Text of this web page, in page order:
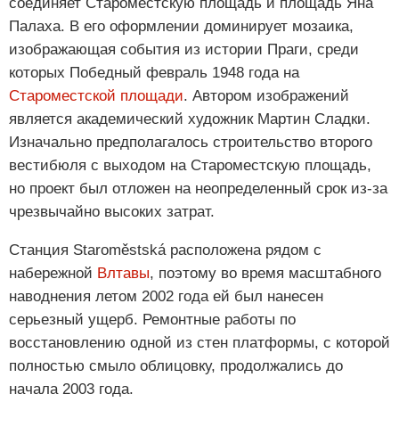
Палаха. В его оформлении доминирует мозаика,
изображающая события из истории Праги, среди
которых Победный февраль 1948 года на
Староместской площади. Автором изображений
является академический художник Мартин Сладки.
Изначально предполагалось строительство второго
вестибюля с выходом на Староместскую площадь,
но проект был отложен на неопределенный срок из-за
чрезвычайно высоких затрат.
Станция Staroměstská расположена рядом с
набережной Влтавы, поэтому во время масштабного
наводнения летом 2002 года ей был нанесен
серьезный ущерб. Ремонтные работы по
восстановлению одной из стен платформы, с которой
полностью смыло облицовку, продолжались до
начала 2003 года.